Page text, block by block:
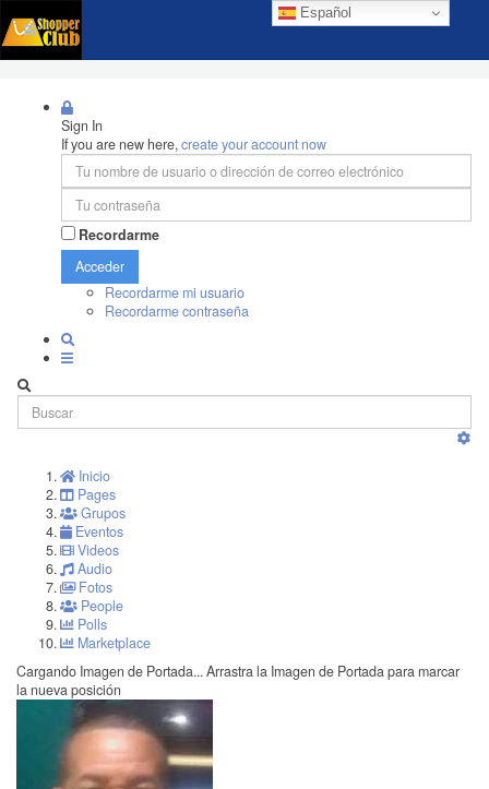
Español
Sign In
If you are new here,create your account now
Recordarme
Acceder
Recordarme mi usuario
Recordarme contraseña
Inicio
Pages
Grupos
Eventos
Videos
Audio
Fotos
People
Polls
Marketplace
Cargando Imagen de Portada... Arrastra la Imagen de Portada para marcar
la nueva posición